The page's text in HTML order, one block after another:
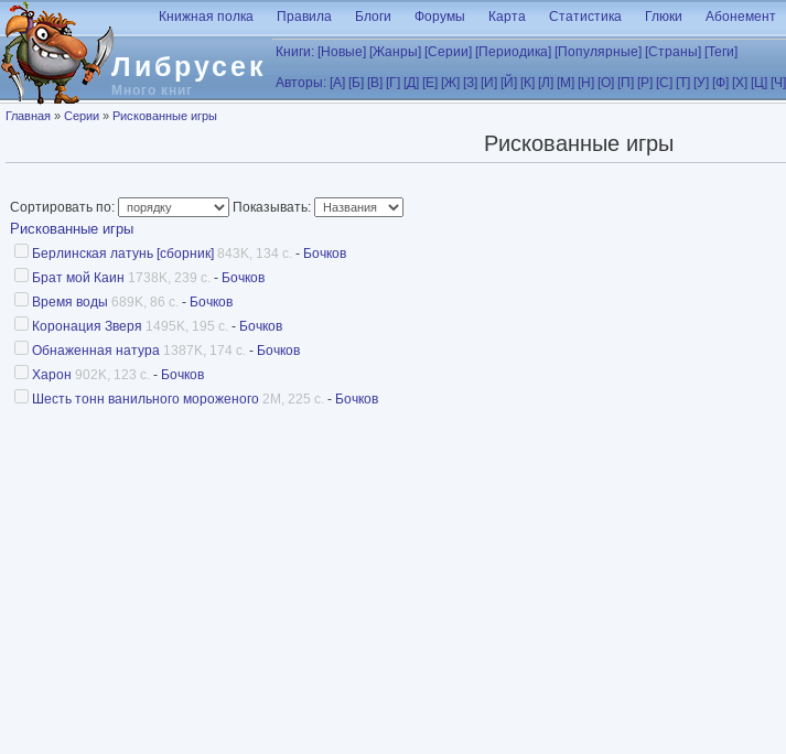
Перейти к основному содержанию
Либрусек
Много книг
Книжная полка Правила Блоги Форумы Карта Статистика Глюки Абонемент
Книги: [Новые] [Жанры] [Серии] [Периодика] [Популярные] [Страны] [Теги]
Авторы: [А] [Б] [В] [Г] [Д] [Е] [Ж] [З] [И] [Й] [К] [Л] [М] [Н] [О] [П] [Р] [С] [Т] [У] [Ф] [Х] [Ц] [Ч]
Вы здесь
Главная » Серии » Рискованные игры
Рискованные игры
Сортировать по: Показывать:
Рискованные игры
Берлинская латунь [сборник] 843K, 134 с. - Бочков
Брат мой Каин 1738K, 239 с. - Бочков
Время воды 689K, 86 с. - Бочков
Коронация Зверя 1495K, 195 с. - Бочков
Обнаженная натура 1387K, 174 с. - Бочков
Харон 902K, 123 с. - Бочков
Шесть тонн ванильного мороженого 2M, 225 с. - Бочков